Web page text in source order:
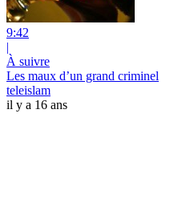
9:42
|
À suivre
Les maux d’un grand criminel
teleislam
il y a 16 ans